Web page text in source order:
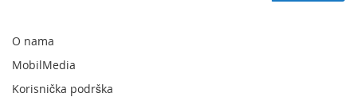
newsletter:
O nama
MobilMedia
Korisnička podrška